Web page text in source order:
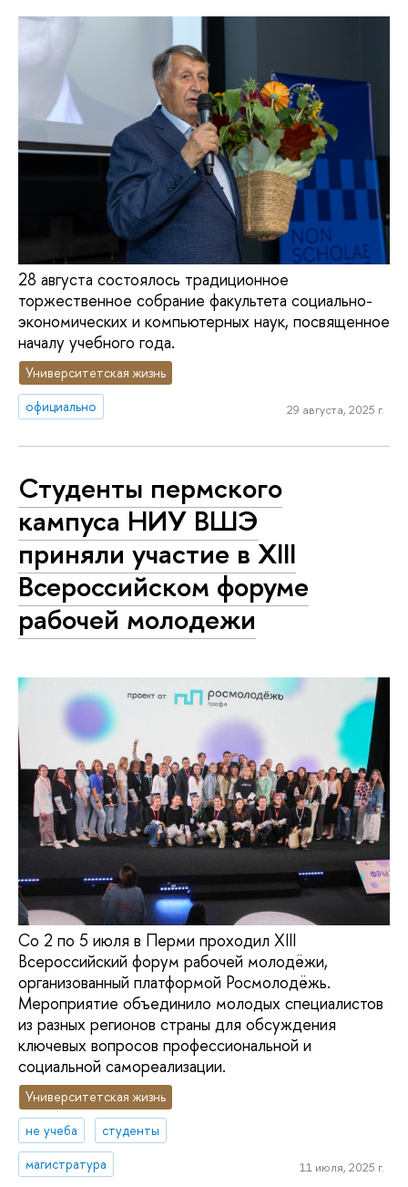
28 августа состоялось традиционное
торжественное собрание факультета социально-
экономических и компьютерных наук, посвященное
началу учебного года.
Университетская жизнь
официально
29 августа, 2025 г.
Студенты пермского
кампуса НИУ ВШЭ
приняли участие в XIII
Всероссийском форуме
рабочей молодежи
Со 2 по 5 июля в Перми проходил XIII
Всероссийский форум рабочей молодёжи,
организованный платформой Росмолодёжь.
Мероприятие объединило молодых специалистов
из разных регионов страны для обсуждения
ключевых вопросов профессиональной и
социальной самореализации.
Университетская жизнь
не учеба
студенты
магистратура
11 июля, 2025 г.